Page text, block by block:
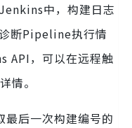
中，构建日志
断Pipeline执行情
API，可以在远程触
情。
后一次构建编号的